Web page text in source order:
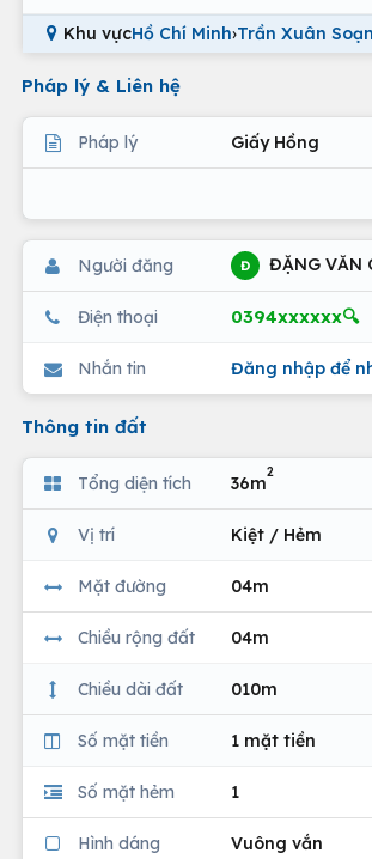
Khu vựcHồ Chí Minh›Trần Xuân Soạn
Pháp lý & Liên hệ
Pháp lý Giấy Hồng
Người đăng Đ ĐẶNG VĂN
Điện thoại 0394xxxxxx🔍
Nhắn tin Đăng nhập để
Thông tin đất
Tổng diện tích 36m
2
Vị trí Kiệt / Hẻm
Mặt đường 04m
Chiều rộng đất 04m
Chiều dài đất 010m
Số mặt tiền 1 mặt tiền
Số mặt hẻm 1
Hình dáng Vuông vắn